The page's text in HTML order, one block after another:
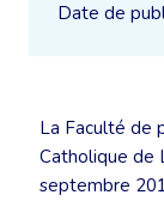
Date de
La Faculté de
Catholique de
septembre